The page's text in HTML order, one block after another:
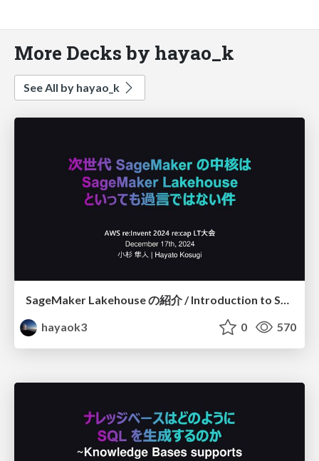
More Decks by hayao_k
See All by hayao_k
SageMaker Lakehouse の紹介 / Introduction to SageMaker Lakehouse
hayaok3
0 570